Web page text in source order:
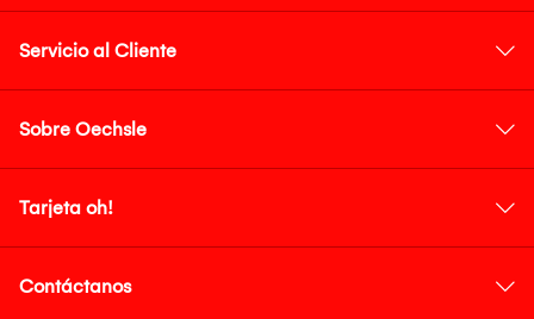
Servicio al Cliente
Sobre Oechsle
Tarjeta oh!
Contáctanos